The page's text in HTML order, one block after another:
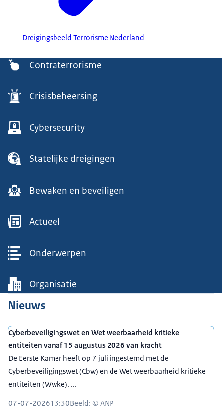
Dreigingsbeeld Terrorisme Nederland
Menu Contraterrorisme
Crisisbeheersing
Cybersecurity
Statelijke dreigingen
Bewaken en beveiligen
Actueel
Onderwerpen
Organisatie
Nieuws
Cyberbeveiligingswet en Wet weerbaarheid kritieke
entiteiten vanaf 15 augustus 2026 van kracht
De Eerste Kamer heeft op 7 juli ingestemd met de
Cyberbeveiligingswet (Cbw) en de Wet weerbaarheid kritieke
entiteiten (Wwke). ...
07-07-202613:30Beeld: © ANP